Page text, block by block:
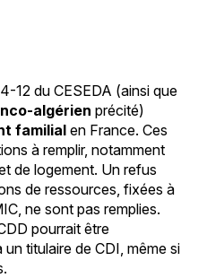
12 du CESEDA (ainsi que
algérien précité)
familialen France. Ces
à remplir, notamment
de logement. Un refus
de ressources, fixées à
ne sont pas remplies.
pourrait être
titulaire de CDI, même si